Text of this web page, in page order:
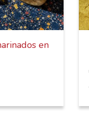
en